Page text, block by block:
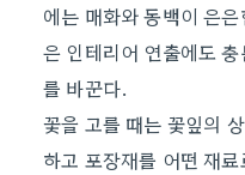
에는 매화와 동백이 은
은 인테리어 연출에도
를 바꾼다.
꽃을 고를 때는 꽃잎의
하고 포장재를 어떤 재